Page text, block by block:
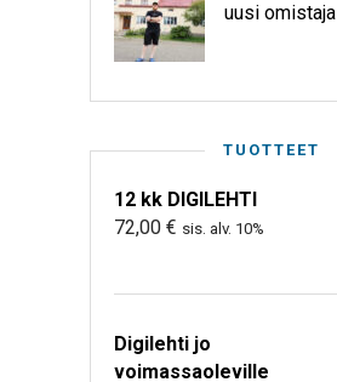
uusi omistaja
TUOTTEET
12 kk DIGILEHTI
72,00 € sis. alv. 10%
Digilehti jo
voimassaoleville